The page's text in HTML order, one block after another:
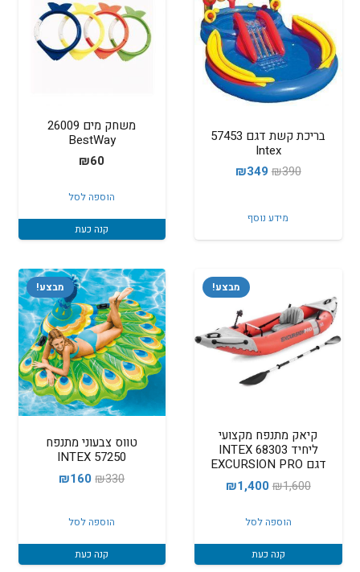
בריכת קשת דגם 57453
Intex
₪390
המחיר
היה:
₪349
מידע נוסף
‏משחק מים 26009
BestWay
₪60
הוספה לסל
קנה כעת
מבצע!
קיאק מתנפח מקצועי
ליחיד INTEX 68303
דגם EXCURSION PRO
₪1,600
המחיר
היה:
₪1,600.
₪1,400
₪1,400.
הוספה לסל
קנה כעת
מבצע!
טווס צבעוני מתנפח
INTEX 57250
₪330
המחיר
היה:
₪330.
₪160
המחיר
₪160.
הוספה לסל
קנה כעת